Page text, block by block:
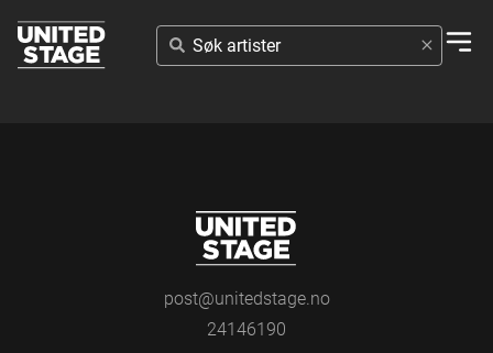
SØK
ARTISTER
post@unitedstage.no
24146190